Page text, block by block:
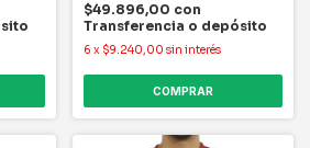
$49.896,00 con
Transferencia o depósito
6 x $9.240,00 sin interés
COMPRAR